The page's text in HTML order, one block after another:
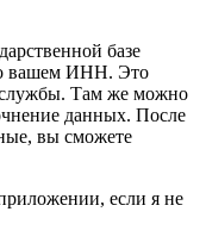
базе
вашем ИНН. Это
Там же можно
данных. После
вы сможете
если я не